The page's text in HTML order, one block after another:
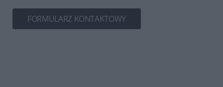
FORMULARZ KONTAKTOWY